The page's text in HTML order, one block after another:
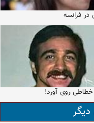
فرانسه
خطاطی روی آورد!